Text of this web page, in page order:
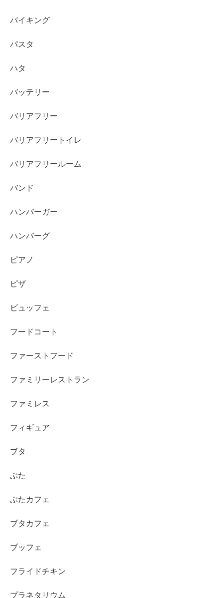
バイキング
パスタ
ハタ
バッテリー
バリアフリー
バリアフリートイレ
バリアフリールーム
バンド
ハンバーガー
ハンバーグ
ピアノ
ピザ
ビュッフェ
フードコート
ファーストフード
ファミリーレストラン
ファミレス
フィギュア
ブタ
ぶた
ぶたカフェ
ブタカフェ
ブッフェ
フライドチキン
プラネタリウム